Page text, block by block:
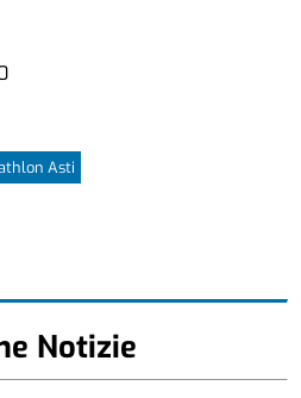
Asti
Notizie